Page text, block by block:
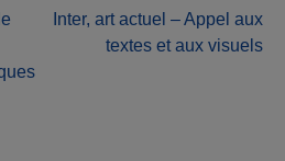
Inter, art actuel – Appel aux
textes et aux visuels